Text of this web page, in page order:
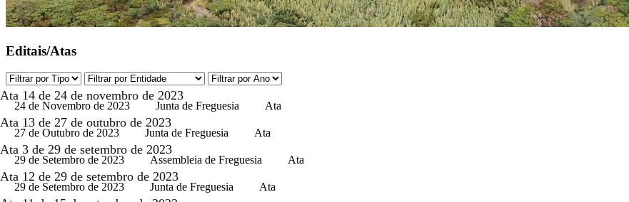
Editais/Atas
Ata 14 de 24 de novembro de 2023
24 de Novembro de 2023 Junta de Freguesia Ata
Ata 13 de 27 de outubro de 2023
27 de Outubro de 2023 Junta de Freguesia Ata
Ata 3 de 29 de setembro de 2023
29 de Setembro de 2023 Assembleia de Freguesia Ata
Ata 12 de 29 de setembro de 2023
29 de Setembro de 2023 Junta de Freguesia Ata